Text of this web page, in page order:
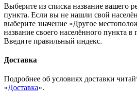
Выберите из списка название вашего
пункта. Если вы не нашли свой
выберите значение «Другое
название своего населённого пункта в
Введите правильный индекс.
Доставка
Подробнее об условиях доставки
«Доставка».